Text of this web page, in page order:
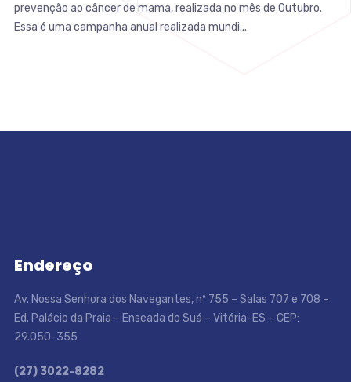
prevenção ao câncer de mama, realizada no mês de Outubro.
Essa é uma campanha anual realizada mundi...
Endereço
Av. Nossa Senhora dos Navegantes, nº 755 – Salas 707 e 708 –
Ed. Palácio da Praia – Enseada do Suá – Vitória-ES – CEP:
29.050-355
(27) 3022-8282